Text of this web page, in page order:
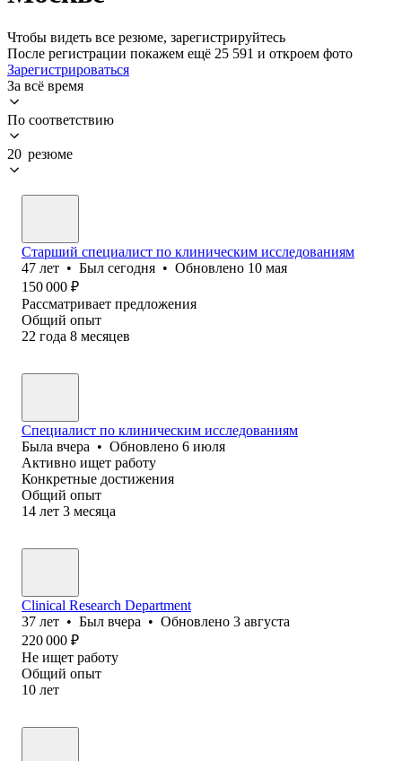
Чтобы видеть все резюме, зарегистрируйтесь
После регистрации покажем ещё 25 591 и откроем фото
Зарегистрироваться
За всё время
По соответствию
20 резюме
Старший специалист по клиническим исследованиям
47 лет • Был сегодня • Обновлено 10 мая
150 000 ₽
Рассматривает предложения
Общий опыт
22 года 8 месяцев
Специалист по клиническим исследованиям
Была вчера • Обновлено 6 июля
Активно ищет работу
Конкретные достижения
Общий опыт
14 лет 3 месяца
Clinical Research Department
37 лет • Был вчера • Обновлено 3 августа
220 000 ₽
Не ищет работу
Общий опыт
10 лет